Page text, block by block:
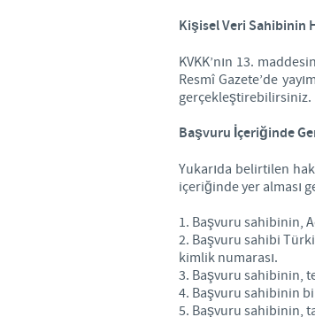
Kişisel Veri Sahibinin
KVKK’nın 13.
Resmî Gazete’de
gerçekleştirebilirsiniz.
Başvuru İçeriğinde
Yukarıda belirtilen
içeriğinde yer alması
1. Başvuru sahibinin,
2. Başvuru sahibi
kimlik numarası.
3. Başvuru sahibinin,
4. Başvuru sahibinin
5. Başvuru sahibinin,